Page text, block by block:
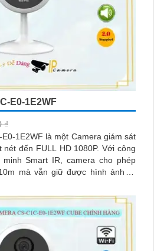
E0-1E2WF
₫
1E2WF là một Camera giám sát
FULL HD 1080P. Với công
Smart IR, camera cho phép
mà vẫn giữ được hình ảnh rõ